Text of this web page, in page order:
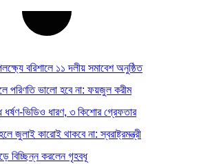
বরিশালে ১১ দলীয় সমাবেশ অনুষ্ঠিত
পরিণতি ভালো হবে না: ফয়জুল করীম
ভিডিও ধারণ, ৩ কিশোর গ্রেফতার
জুলাই কারোই থাকবে না: স্বরাষ্ট্রমন্ত্রী
বিচ্ছিন্ন করলেন গৃহবধূ